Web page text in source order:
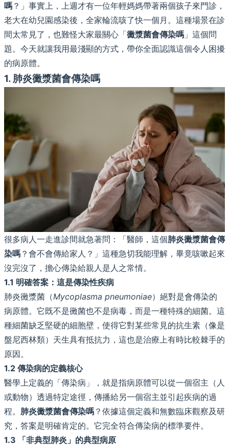
嗎 ？」事實上，上週才有一位年輕媽媽帶著兩個孩子來門診，
老大在幼兒園感染後，全家輪流咳了快一個月。這種場景在診
間太常見了，也難怪大家最關心「黴漿菌會傳染嗎 」這個問
題。今天就讓我用最淺顯的方式，帶你全面認識這個令人困擾
的病原體。
1. 肺炎黴漿菌會傳染嗎
很多病人一走進診間就急著問：「醫師，這個肺炎黴漿菌會傳
染嗎 ？會不會傳給家人？」這種急切我能理解，畢竟咳嗽起來
沒完沒了，擔心傳染給親人是人之常情。
1.1 明確答案：這是傳染性疾病
肺炎黴漿菌（Mycoplasma pneumoniae）絕對是會傳染的
病原體。它既不是黴菌也不是病毒，而是一種特殊的細菌。這
種細菌缺乏堅硬的細胞壁，使得它對某些常見的抗生素（像是
盤尼西林類）天生具有抵抗力，這也是治療上有時比較棘手的
原因。
1.2 傳染病的定義核心
醫學上定義的「傳染病」，就是指病原體可以從一個宿主（人
或動物）透過特定途徑，傳播給另一個宿主並引起疾病的過
程。 肺炎黴漿菌會傳染嗎 ？依據這個定義和無數臨床觀察及研
究，答案是明確肯定的。它完全符合傳染病的標準要件。
1.3 「非典型肺炎」的典型病原